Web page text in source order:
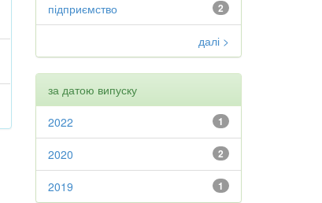
2
підприємство
далі >
за датою випуску
1
2022
2
2020
1
2019